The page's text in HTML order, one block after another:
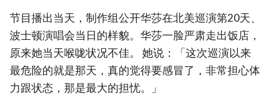
节目播出当天，制作组公开华莎在北美巡演第20天、
波士顿演唱会当日的样貌。华莎一脸严肃走出饭店，
原来她当天喉咙状况不佳。 她说：「这次巡演以来
最危险的就是那天，真的觉得要感冒了，非常担心体
力跟状态，那是最大的担忧。」